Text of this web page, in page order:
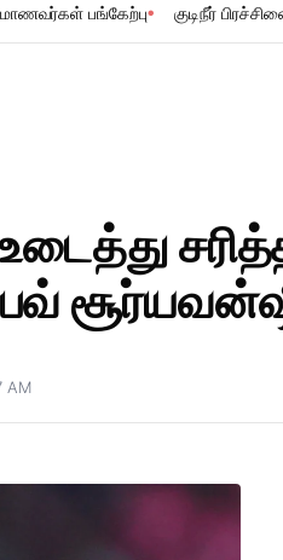
பங்கேற்பு குடிநீர்
AM